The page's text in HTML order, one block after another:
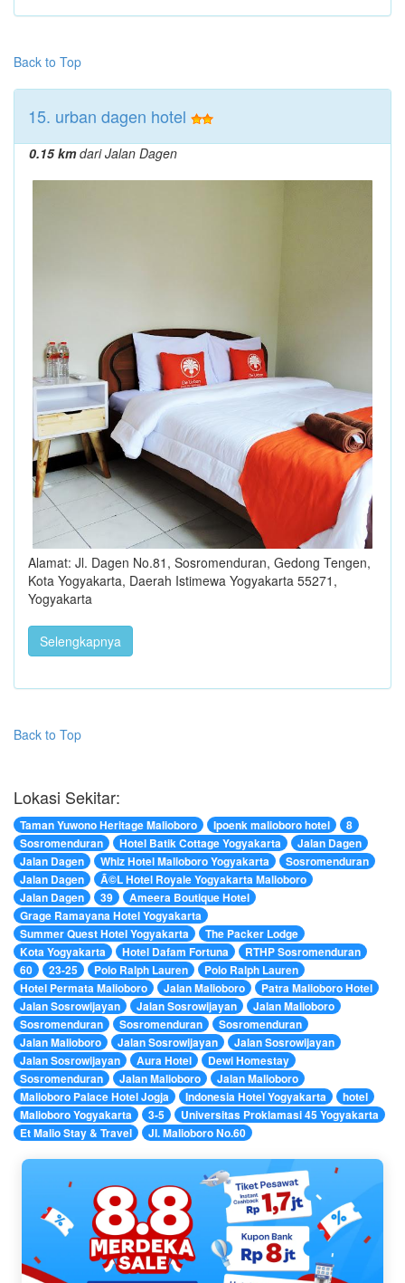
Back to Top
15. urban dagen hotel
0.15 kmdari Jalan Dagen
Alamat: Jl. Dagen No.81, Sosromenduran, Gedong Tengen,
Kota Yogyakarta, Daerah Istimewa Yogyakarta 55271,
Yogyakarta
Selengkapnya
Back to Top
Lokasi Sekitar:
Taman Yuwono Heritage Malioboro Ipoenk malioboro hotel
8
Sosromenduran
Hotel Batik Cottage Yogyakarta
Jalan Dagen
Jalan Dagen
Whiz Hotel Malioboro Yogyakarta
Sosromenduran
Jalan Dagen
Ã©L Hotel Royale Yogyakarta Malioboro
Jalan Dagen
39
Ameera Boutique Hotel
Grage Ramayana Hotel Yogyakarta
Summer Quest Hotel Yogyakarta
The Packer Lodge
Kota Yogyakarta
Hotel Dafam Fortuna
RTHP Sosromenduran
60
23-25 Polo Ralph Lauren
Polo Ralph Lauren
Hotel Permata Malioboro
Jalan Malioboro
Patra Malioboro Hotel
Jalan Sosrowijayan
Jalan Sosrowijayan
Jalan Malioboro
Sosromenduran
Sosromenduran
Sosromenduran
Jalan Malioboro
Jalan Sosrowijayan
Jalan Sosrowijayan
Jalan Sosrowijayan
Aura Hotel
Dewi Homestay
Sosromenduran
Jalan Malioboro
Jalan Malioboro
Malioboro Palace Hotel Jogja
Indonesia Hotel Yogyakarta
hotel
Malioboro Yogyakarta
3-5
Universitas Proklamasi 45 Yogyakarta
Et Malio Stay & Travel
Jl. Malioboro No.60